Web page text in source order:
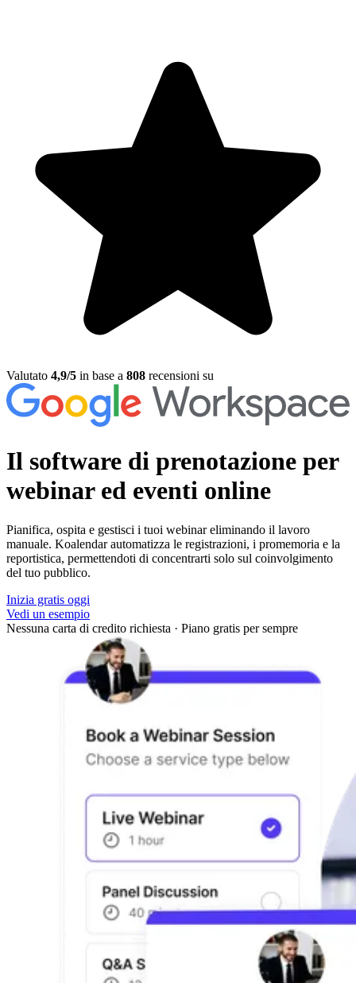
Valutato 4,9/5 in base a 808 recensioni su
Il software di prenotazione per
webinar ed eventi online
Pianifica, ospita e gestisci i tuoi webinar eliminando il lavoro
manuale. Koalendar automatizza le registrazioni, i promemoria e la
reportistica, permettendoti di concentrarti solo sul coinvolgimento
del tuo pubblico.
Inizia gratis oggi
Vedi un esempio
Nessuna carta di credito richiesta · Piano gratis per sempre